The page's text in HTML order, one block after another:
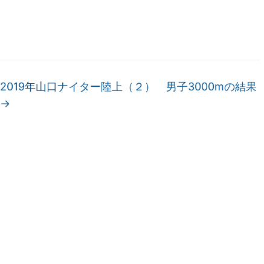
2019年山口ナイター陸上（２） 男子3000mの結果
→